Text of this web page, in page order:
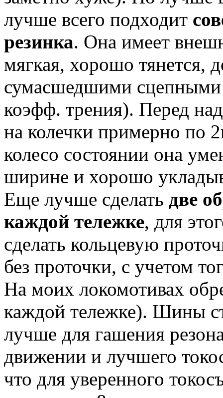
лучше всего подходит
резинка. Она имеет
мягкая, хорошо тянется,
сумасшедшими сцепными
коэфф. трения). Перед
на колечки примерно по
колесо состоянии она
ширине и хорошо
Еще лучше сделать две
каждой тележке, для
сделать кольцевую
без проточки, с учетом
На моих локомотивах
каждой тележке). Шины
лучше для гашения
движении и лучшего
что для уверенного